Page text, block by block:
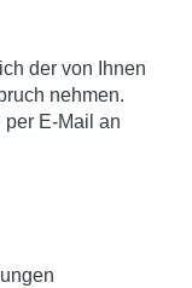
der von Ihnen
nehmen.
per E-Mail an